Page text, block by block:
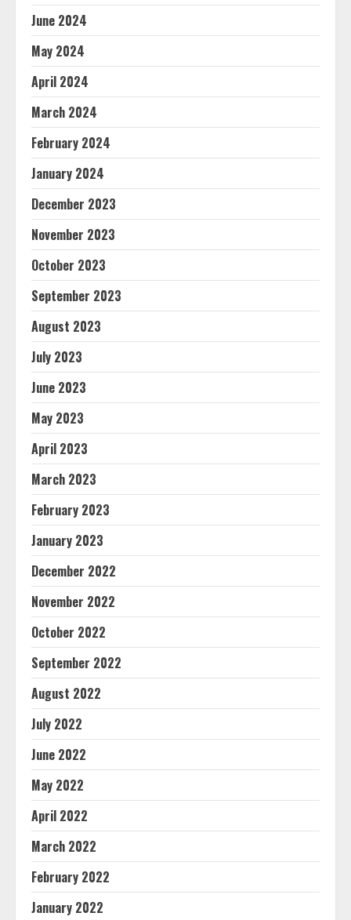
June 2024
May 2024
April 2024
March 2024
February 2024
January 2024
December 2023
November 2023
October 2023
September 2023
August 2023
July 2023
June 2023
May 2023
April 2023
March 2023
February 2023
January 2023
December 2022
November 2022
October 2022
September 2022
August 2022
July 2022
June 2022
May 2022
April 2022
March 2022
February 2022
January 2022